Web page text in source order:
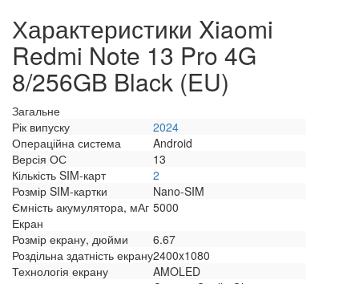
Характеристики Xiaomi
Redmi Note 13 Pro 4G
8/256GB Black (EU)
Загальне
Рік випуску
2024
Операційна система
Android
Версія ОС
13
Кількість SIM-карт
2
Розмір SIM-картки
Nano-SIM
Ємність акумулятора, мАг 5000
Екран
Розмір екрану, дюйми
6.67
Роздільна здатність екрану2400x1080
Технологія екрану
AMOLED